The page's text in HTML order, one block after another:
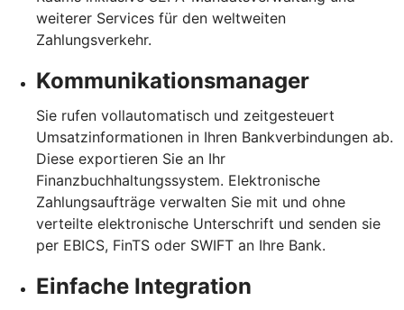
weiterer Services für den weltweiten
Zahlungsverkehr.
Kommunikationsmanager
Sie rufen vollautomatisch und zeitgesteuert
Umsatzinformationen in Ihren Bankverbindungen ab.
Diese exportieren Sie an Ihr
Finanzbuchhaltungssystem. Elektronische
Zahlungsaufträge verwalten Sie mit und ohne
verteilte elektronische Unterschrift und senden sie
per EBICS, FinTS oder SWIFT an Ihre Bank.
Einfache Integration